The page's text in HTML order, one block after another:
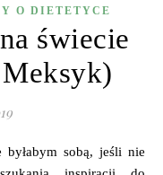
O DIETETYCE
świecie